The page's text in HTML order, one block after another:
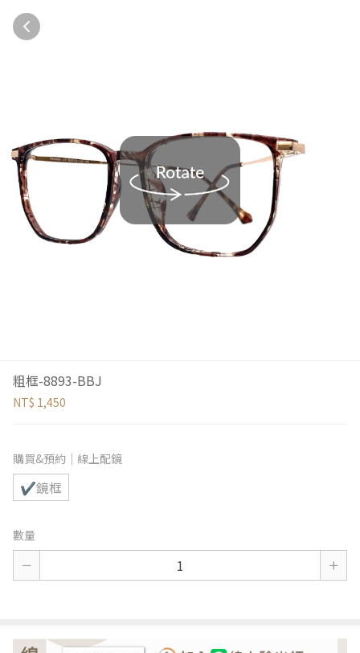
粗框-8893-BBJ
NT$ 1,450
購買&預約｜線上配鏡
✔鏡框
數量